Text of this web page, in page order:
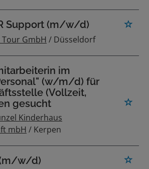
Support (m/w/d)
Tour GmbH / Düsseldorf
im
(w/m/d) für
(Vollzeit,
gesucht
Kinderhaus
mbH / Kerpen
w/d)